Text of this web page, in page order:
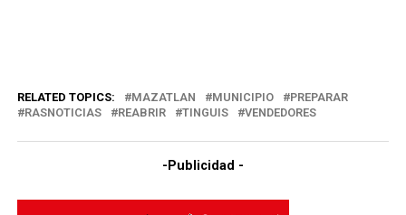
RELATED TOPICS: MAZATLAN MUNICIPIO
PREPARAR
RASNOTICIAS
REABRIR TINGUIS VENDEDORES
-Publicidad -